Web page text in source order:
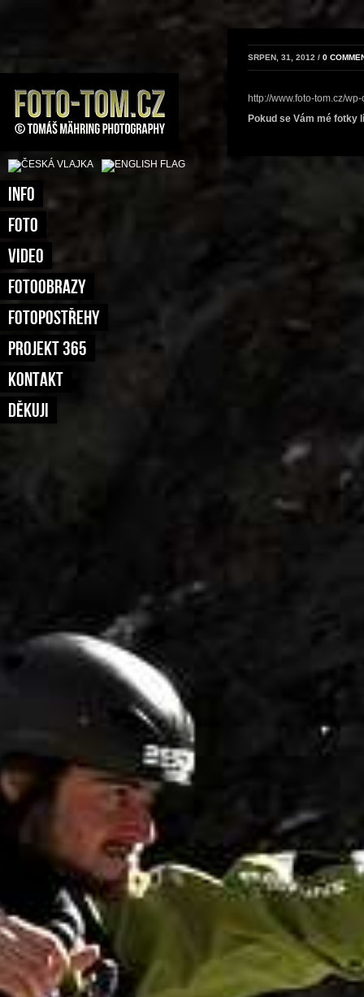
INFO
FOTO
VIDEO
FOTOOBRAZY
FOTOPOSTŘEHY
PROJEKT 365
KONTAKT
DĚKUJI
SRPEN, 31, 2012 / 0
http://www.foto-tom.cz/
Pokud se Vám mé fotky